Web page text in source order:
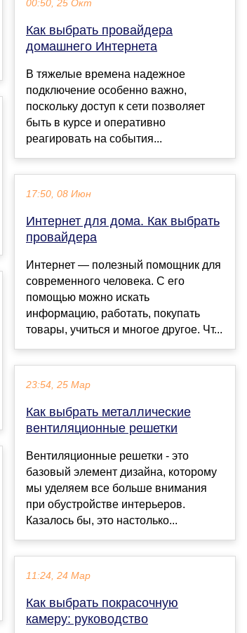
00:50, 25 Окт
Как выбрать провайдера
домашнего Интернета
В тяжелые времена надежное
подключение особенно важно,
поскольку доступ к сети позволяет
быть в курсе и оперативно
реагировать на события...
17:50, 08 Июн
Интернет для дома. Как выбрать
провайдера
Интернет — полезный помощник для
современного человека. С его
помощью можно искать
информацию, работать, покупать
товары, учиться и многое другое. Чт...
23:54, 25 Мар
Как выбрать металлические
вентиляционные решетки
Вентиляционные решетки - это
базовый элемент дизайна, которому
мы уделяем все больше внимания
при обустройстве интерьеров.
Казалось бы, это настолько...
11:24, 24 Мар
Как выбрать покрасочную
камеру: руководство